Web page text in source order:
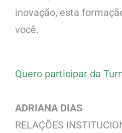
inovação, esta
você.
Quero participar da
ADRIANA DIAS
RELAÇÕES